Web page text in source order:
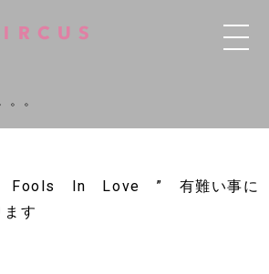
。
Fools In Love ” 有難い事に
す